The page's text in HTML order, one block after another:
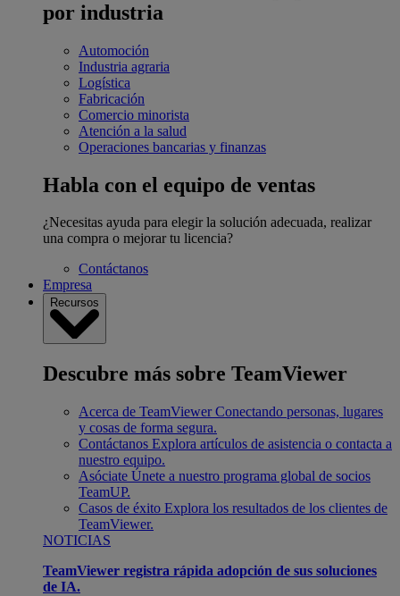
por industria
Automoción
Industria agraria
Logística
Fabricación
Comercio minorista
Atención a la salud
Operaciones bancarias y finanzas
Habla con el equipo de ventas
¿Necesitas ayuda para elegir la solución adecuada, realizar
una compra o mejorar tu licencia?
Contáctanos
Empresa
Recursos
Descubre más sobre TeamViewer
Acerca de TeamViewer Conectando personas, lugares
y cosas de forma segura.
Contáctanos Explora artículos de asistencia o contacta a
nuestro equipo.
Asóciate Únete a nuestro programa global de socios
TeamUP.
Casos de éxito Explora los resultados de los clientes de
TeamViewer.
NOTICIAS
TeamViewer registra rápida adopción de sus soluciones
de IA.